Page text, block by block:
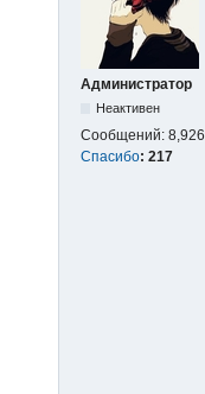
Администратор
Неактивен
Сообщений: 8,926
Спасибо: 217